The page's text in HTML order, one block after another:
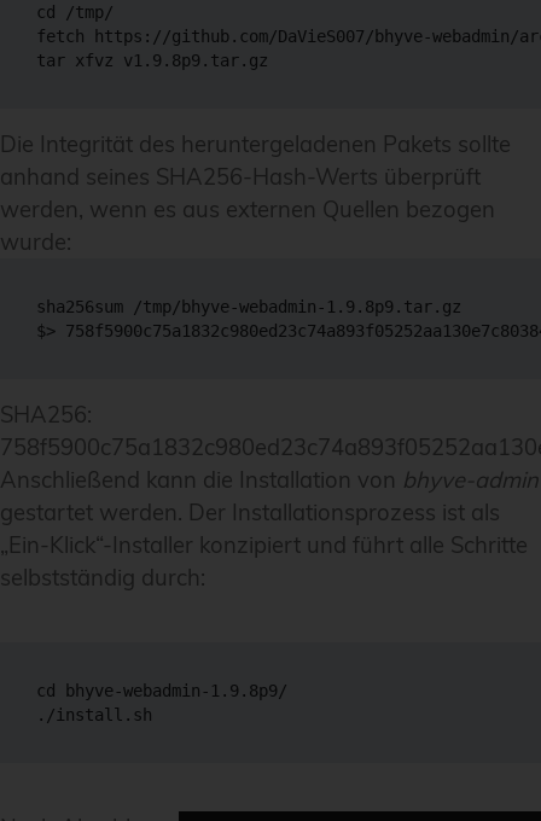
cd /tmp/
fetch https://github.com/DaVieS007/bhyve-
tar xfvz v1.9.8p9.tar.gz
Die Integrität des heruntergeladenen Pakets sollte
anhand seines SHA256-Hash-Werts überprüft
werden, wenn es aus externen Quellen bezogen
wurde:
sha256sum /tmp/bhyve-webadmin-1.9.8p9.tar.gz
SHA256:
Anschließend kann die Installation von bhyve-admin
gestartet werden. Der Installationsprozess ist als
„Ein-Klick“-Installer konzipiert und führt alle Schritte
selbstständig durch:
cd bhyve-webadmin-1.9.8p9/
./install.sh